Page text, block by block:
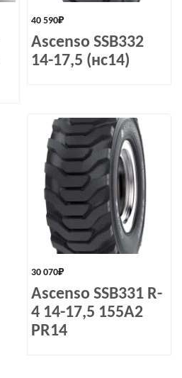
40 590₽
Ascenso SSB332
14-17,5 (нс14)
30 070₽
Ascenso SSB331 R-
4 14-17,5 155A2
PR14